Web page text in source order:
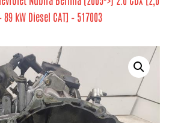
89 kW Diesel CAT] – 517003